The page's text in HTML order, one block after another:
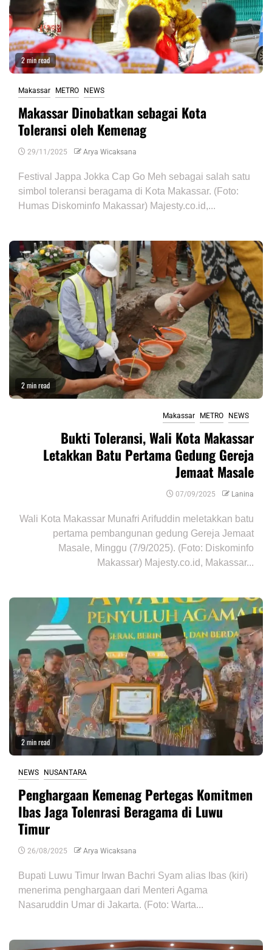
2 min read
Makassar METRO NEWS
Makassar Dinobatkan sebagai Kota
Toleransi oleh Kemenag
29/11/2025 Arya Wicaksana
Festival Jappa Jokka Cap Go Meh sebagai salah satu
simbol toleransi beragama di Kota Makassar. (Foto:
Humas Diskominfo Makassar) Majesty.co.id,...
2 min read
Makassar METRO NEWS
Bukti Toleransi, Wali Kota Makassar
Letakkan Batu Pertama Gedung Gereja
Jemaat Masale
07/09/2025 Lanina
Wali Kota Makassar Munafri Arifuddin meletakkan batu
pertama pembangunan gedung Gereja Jemaat
Masale, Minggu (7/9/2025). (Foto: Diskominfo
Makassar) Majesty.co.id, Makassar...
2 min read
NEWS NUSANTARA
Penghargaan Kemenag Pertegas Komitmen
Ibas Jaga Tolenrasi Beragama di Luwu
Timur
26/08/2025 Arya Wicaksana
Bupati Luwu Timur Irwan Bachri Syam alias Ibas (kiri)
menerima penghargaan dari Menteri Agama
Nasaruddin Umar di Jakarta. (Foto: Warta...